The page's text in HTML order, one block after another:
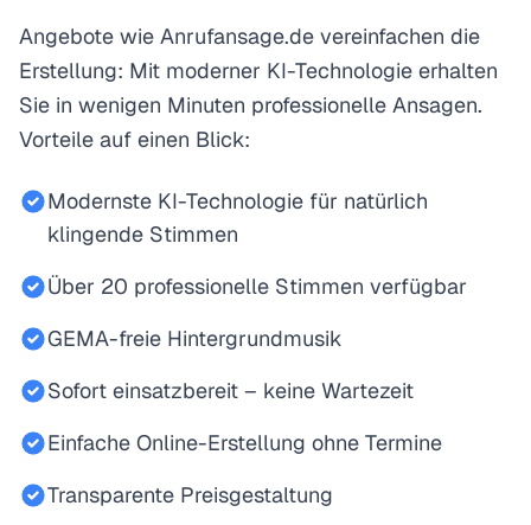
Angebote wie Anrufansage.de vereinfachen die
Erstellung: Mit moderner KI-Technologie erhalten
Sie in wenigen Minuten professionelle Ansagen.
Vorteile auf einen Blick:
Modernste KI-Technologie für natürlich
klingende Stimmen
Über 20 professionelle Stimmen verfügbar
GEMA-freie Hintergrundmusik
Sofort einsatzbereit – keine Wartezeit
Einfache Online-Erstellung ohne Termine
Transparente Preisgestaltung